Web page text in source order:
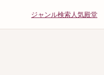
ジャンル検索人気殿堂